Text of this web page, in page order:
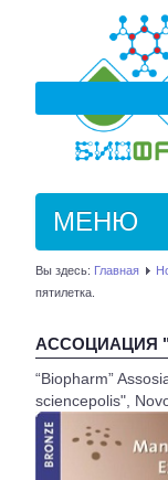
МЕНЮ
ОБ
ЧЛЕНЫ
НОВОСТИ
Вы здесь: Главная
пятилетка.
АССОЦИАЦИЯ
“Biopharm”
sciencepolis",